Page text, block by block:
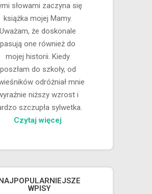
słowami zaczyna się
książka mojej Mamy.
Uważam, że doskonale
pasują one również do
mojej historii. Kiedy
poszłam do szkoły, od
odróżniał mnie
niższy wzrost i
szczupła sylwetka.
Czytaj więcej
WPISY